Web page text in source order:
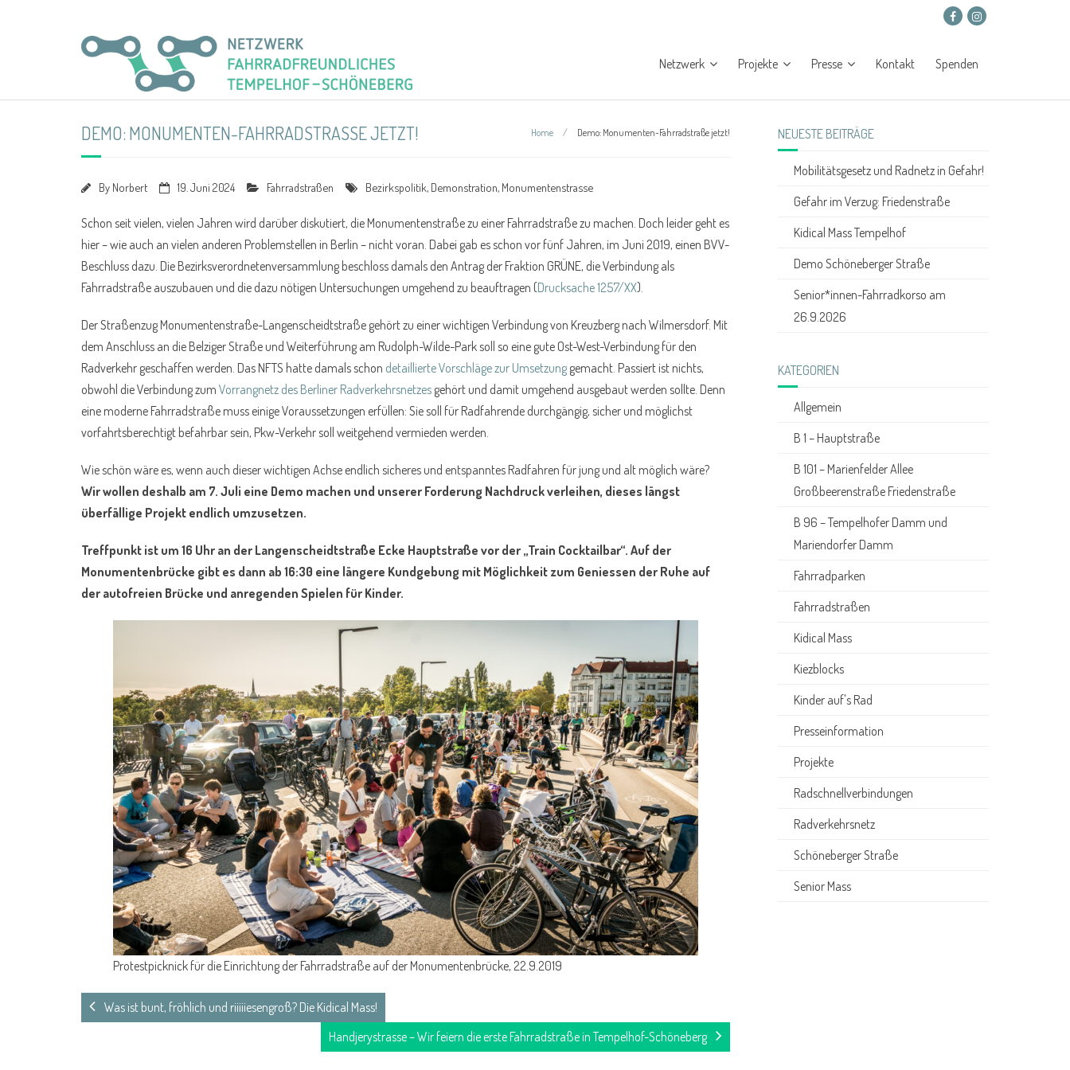
Netzwerk Projekte Presse Kontakt Spenden
DEMO: MONUMENTEN-FAHRRADSTRASSE JETZT! Home / Demo: Monumenten-Fahrradstraße jetzt!
By Norbert 19. Juni 2024 Fahrradstraßen Bezirkspolitik, Demonstration, Monumentenstrasse
Schon seit vielen, vielen Jahren wird darüber diskutiert, die Monumentenstraße zu einer Fahrradstraße zu machen. Doch leider geht es
hier – wie auch an vielen anderen Problemstellen in Berlin – nicht voran. Dabei gab es schon vor fünf Jahren, im Juni 2019, einen BVV-
Beschluss dazu. Die Bezirksverordnetenversammlung beschloss damals den Antrag der Fraktion GRÜNE, die Verbindung als
Fahrradstraße auszubauen und die dazu nötigen Untersuchungen umgehend zu beauftragen (Drucksache 1257/XX).
Der Straßenzug Monumentenstraße-Langenscheidtstraße gehört zu einer wichtigen Verbindung von Kreuzberg nach Wilmersdorf. Mit
dem Anschluss an die Belziger Straße und Weiterführung am Rudolph-Wilde-Park soll so eine gute Ost-West-Verbindung für den
Radverkehr geschaffen werden. Das NFTS hatte damals schon detaillierte Vorschläge zur Umsetzung gemacht. Passiert ist nichts,
obwohl die Verbindung zum Vorrangnetz des Berliner Radverkehrsnetzes gehört und damit umgehend ausgebaut werden sollte. Denn
eine moderne Fahrradstraße muss einige Voraussetzungen erfüllen: Sie soll für Radfahrende durchgängig, sicher und möglichst
vorfahrtsberechtigt befahrbar sein, Pkw-Verkehr soll weitgehend vermieden werden.
Wie schön wäre es, wenn auch dieser wichtigen Achse endlich sicheres und entspanntes Radfahren für jung und alt möglich wäre?
Wir wollen deshalb am 7. Juli eine Demo machen und unserer Forderung Nachdruck verleihen, dieses längst
überfällige Projekt endlich umzusetzen.
Treffpunkt ist um 16 Uhr an der Langenscheidtstraße Ecke Hauptstraße vor der „Train Cocktailbar“. Auf der
Monumentenbrücke gibt es dann ab 16:30 eine längere Kundgebung mit Möglichkeit zum Geniessen der Ruhe auf
der autofreien Brücke und anregenden Spielen für Kinder.
Protestpicknick für die Einrichtung der Fahrradstraße auf der Monumentenbrücke, 22.9.2019
Was ist bunt, fröhlich und riiiiiesengroß? Die Kidical Mass!
Handjerystrasse – Wir feiern die erste Fahrradstraße in Tempelhof-Schöneberg
NEUESTE BEITRÄGE
Mobilitätsgesetz und Radnetz in Gefahr!
Gefahr im Verzug: Friedenstraße
Kidical Mass Tempelhof
Demo Schöneberger Straße
Senior*innen-Fahrradkorso am
26.9.2026
KATEGORIEN
Allgemein
B 1 – Hauptstraße
B 101 – Marienfelder Allee
Großbeerenstraße Friedenstraße
B 96 – Tempelhofer Damm und
Mariendorfer Damm
Fahrradparken
Fahrradstraßen
Kidical Mass
Kiezblocks
Kinder auf's Rad
Presseinformation
Projekte
Radschnellverbindungen
Radverkehrsnetz
Schöneberger Straße
Senior Mass